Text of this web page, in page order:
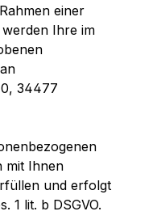
einer
Ihre im
34477
mit Ihnen
und erfolgt
1 lit. b DSGVO.